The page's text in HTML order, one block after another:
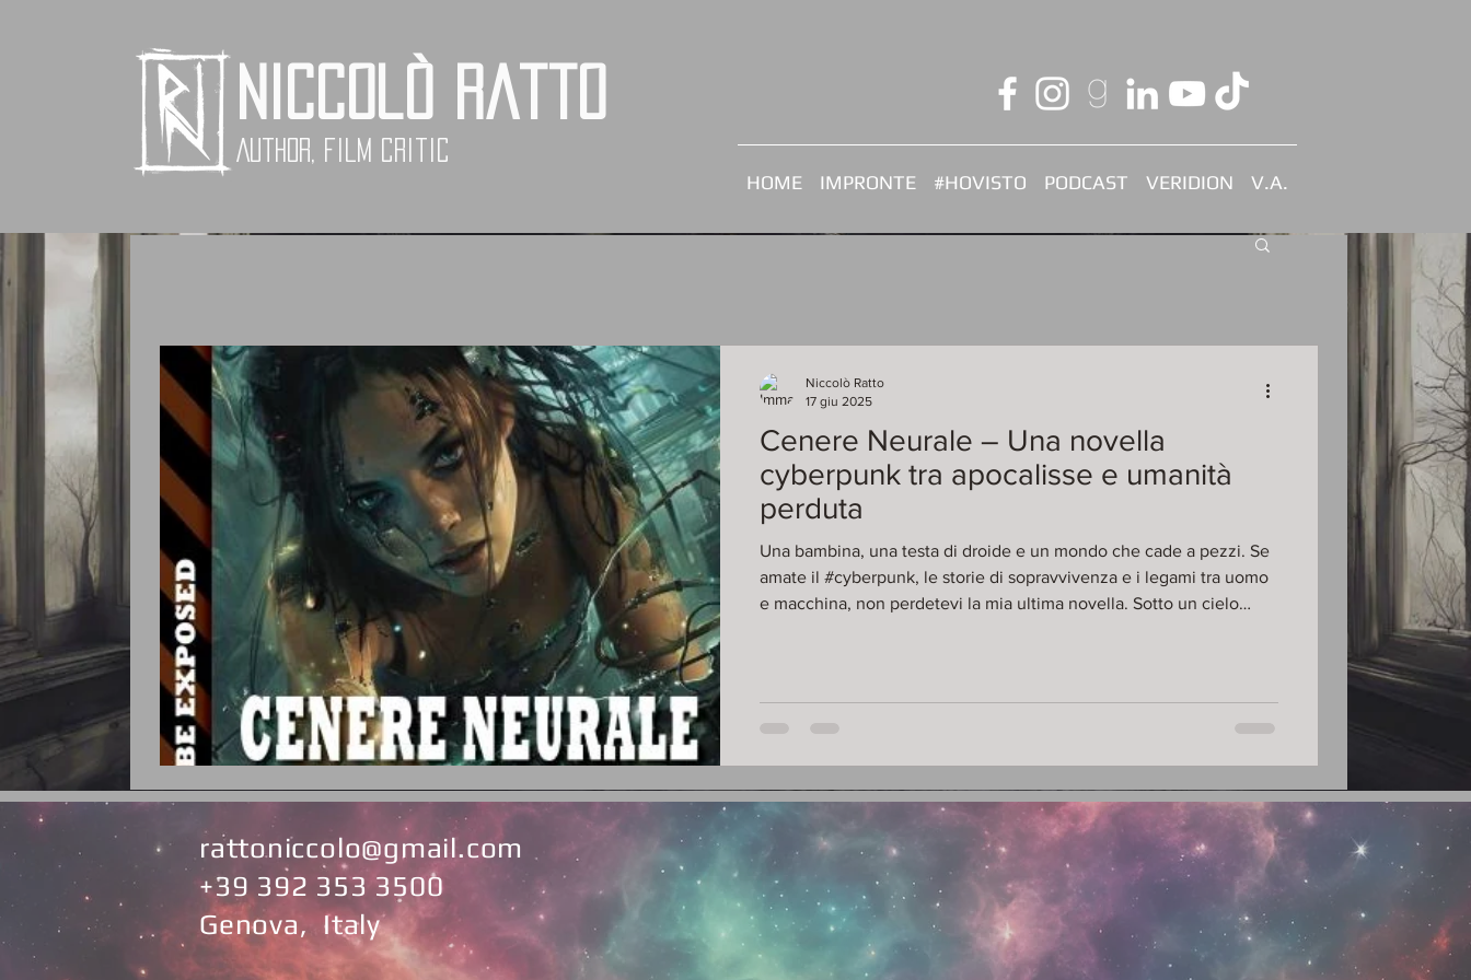
Niccolò Ratto
Author, Film critic
HOME IMPRONTE #HOVISTO PODCAST VERIDION V.A.
Cenere Neurale – Una novella
cyberpunk tra apocalisse e umanità
perduta
Una bambina, una testa di droide e un mondo che cade a pezzi. Se
amate il #cyberpunk, le storie di sopravvivenza e i legami tra uomo
e macchina, non perdetevi la mia ultima novella. Sotto un cielo
Niccolò Ratto
17 giu 2025
rattoniccolo@gmail.com
+39 392 353 3500
Genova, Italy